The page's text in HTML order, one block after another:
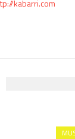
kabarri.com